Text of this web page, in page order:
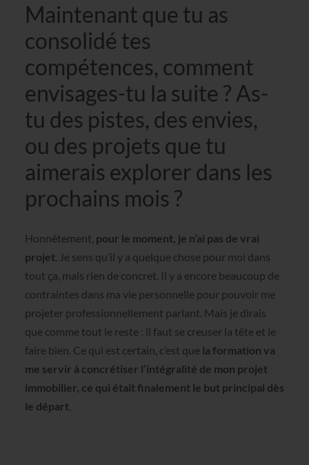
Maintenant que tu as
consolidé tes
compétences, comment
envisages-tu la suite ? As-
tu des pistes, des envies,
ou des projets que tu
aimerais explorer dans les
prochains mois ?
Honnêtement, pour le moment, je n’ai pas de vrai
projet. Je sens qu’il y a quelque chose pour moi dans
tout ça, mais rien de concret. Il y a encore beaucoup de
contraintes dans ma vie personnelle pour pouvoir me
projeter professionnellement parlant. Mais je dirais
que comme tout le reste : il faut se creuser la tête et le
faire bien. Ce qui est certain, c’est que la formation va
me servir à concrétiser l’intégralité de mon projet
immobilier, ce qui était finalement le but principal dès
le départ.